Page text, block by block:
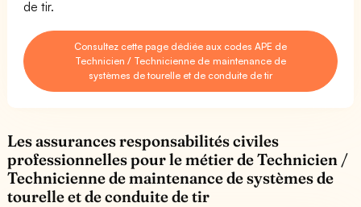
de tir.
Consultez cette page dédiée aux codes APE de
Technicien / Technicienne de maintenance de
systèmes de tourelle et de conduite de tir
Les assurances responsabilités civiles
professionnelles pour le métier de Technicien /
Technicienne de maintenance de systèmes de
tourelle et de conduite de tir